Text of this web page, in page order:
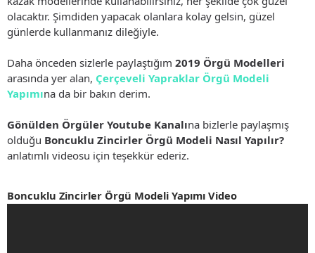
olacaktır. Şimdiden yapacak olanlara kolay gelsin, güzel
günlerde kullanmanız dileğiyle.
Daha önceden sizlerle paylaştığım 2019 Örgü Modelleri
arasında yer alan, Çerçeveli Yapraklar Örgü Modeli
Yapımına da bir bakın derim.
Gönülden Örgüler Youtube Kanalına bizlerle paylaşmış
olduğu Boncuklu Zincirler Örgü Modeli Nasıl Yapılır?
anlatımlı videosu için teşekkür ederiz.
Boncuklu Zincirler Örgü Modeli Yapımı Video